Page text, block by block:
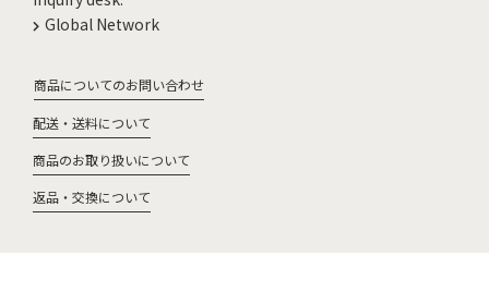
Global Network
商品についてのお問い合わせ
配送・送料について
商品のお取り扱いについて
返品・交換について